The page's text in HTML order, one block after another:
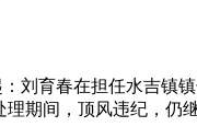
育春在担任水吉镇镇
期间，顶风违纪，仍